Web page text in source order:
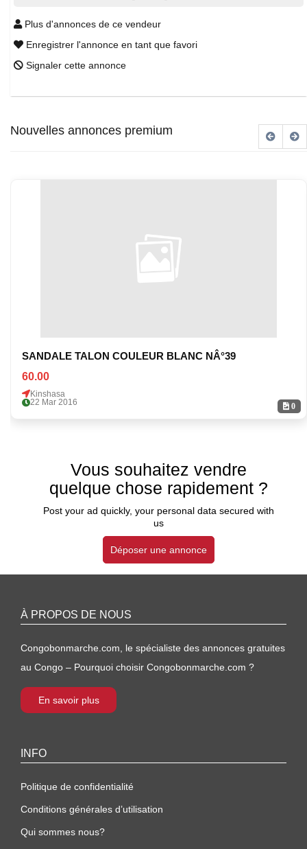
Plus d'annonces de ce vendeur
Enregistrer l'annonce en tant que favori
Signaler cette annonce
Nouvelles annonces premium
0
SANDALE TALON COULEUR BLANC NÂ°39
60.00
Kinshasa
22 Mar 2016
Vous souhaitez vendre
quelque chose rapidement ?
Post your ad quickly, your personal data secured with
us
Déposer une annonce
À PROPOS DE NOUS
Congobonmarche.com, le spécialiste des annonces gratuites
au Congo – Pourquoi choisir Congobonmarche.com ?
En savoir plus
INFO
Politique de confidentialité
Conditions générales d’utilisation
Qui sommes nous?